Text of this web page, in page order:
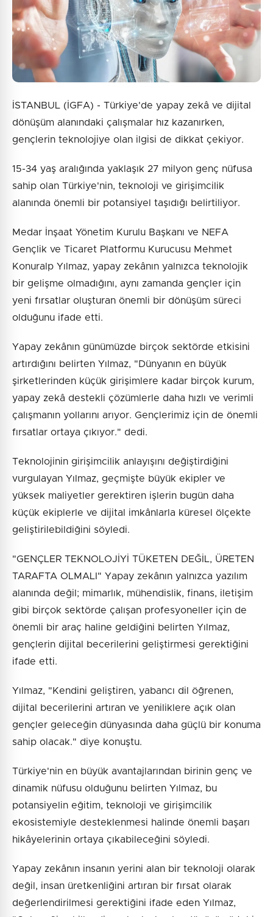
İSTANBUL (İGFA) - Türkiye'de yapay zekâ ve dijital
dönüşüm alanındaki çalışmalar hız kazanırken,
gençlerin teknolojiye olan ilgisi de dikkat çekiyor.
15-34 yaş aralığında yaklaşık 27 milyon genç nüfusa
sahip olan Türkiye'nin, teknoloji ve girişimcilik
alanında önemli bir potansiyel taşıdığı belirtiliyor.
Medar İnşaat Yönetim Kurulu Başkanı ve NEFA
Gençlik ve Ticaret Platformu Kurucusu Mehmet
Konuralp Yılmaz, yapay zekânın yalnızca teknolojik
bir gelişme olmadığını, aynı zamanda gençler için
yeni fırsatlar oluşturan önemli bir dönüşüm süreci
olduğunu ifade etti.
Yapay zekânın günümüzde birçok sektörde etkisini
artırdığını belirten Yılmaz, "Dünyanın en büyük
şirketlerinden küçük girişimlere kadar birçok kurum,
yapay zekâ destekli çözümlerle daha hızlı ve verimli
çalışmanın yollarını arıyor. Gençlerimiz için de önemli
fırsatlar ortaya çıkıyor." dedi.
Teknolojinin girişimcilik anlayışını değiştirdiğini
vurgulayan Yılmaz, geçmişte büyük ekipler ve
yüksek maliyetler gerektiren işlerin bugün daha
küçük ekiplerle ve dijital imkânlarla küresel ölçekte
geliştirilebildiğini söyledi.
"GENÇLER TEKNOLOJİYİ TÜKETEN DEĞİL, ÜRETEN
TARAFTA OLMALI" Yapay zekânın yalnızca yazılım
alanında değil; mimarlık, mühendislik, finans, iletişim
gibi birçok sektörde çalışan profesyoneller için de
önemli bir araç haline geldiğini belirten Yılmaz,
gençlerin dijital becerilerini geliştirmesi gerektiğini
ifade etti.
Yılmaz, "Kendini geliştiren, yabancı dil öğrenen,
dijital becerilerini artıran ve yeniliklere açık olan
gençler geleceğin dünyasında daha güçlü bir konuma
sahip olacak." diye konuştu.
Türkiye'nin en büyük avantajlarından birinin genç ve
dinamik nüfusu olduğunu belirten Yılmaz, bu
potansiyelin eğitim, teknoloji ve girişimcilik
ekosistemiyle desteklenmesi halinde önemli başarı
hikâyelerinin ortaya çıkabileceğini söyledi.
Yapay zekânın insanın yerini alan bir teknoloji olarak
değil, insan üretkenliğini artıran bir fırsat olarak
değerlendirilmesi gerektiğini ifade eden Yılmaz,